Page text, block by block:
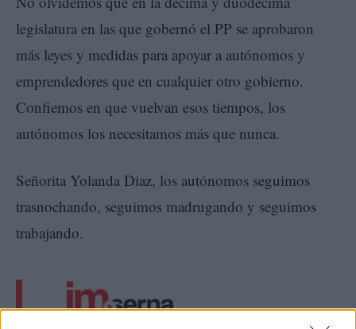
legislatura en las que gobernó el PP se aprobaron
más leyes y medidas para apoyar a autónomos y
emprendedores que en cualquier otro gobierno.
Confiemos en que vuelvan esos tiempos, los
autónomos los necesitamos más que nunca.
Señorita Yolanda Diaz, los autónomos seguimos
trasnochando, seguimos madrugando y seguimos
trabajando.